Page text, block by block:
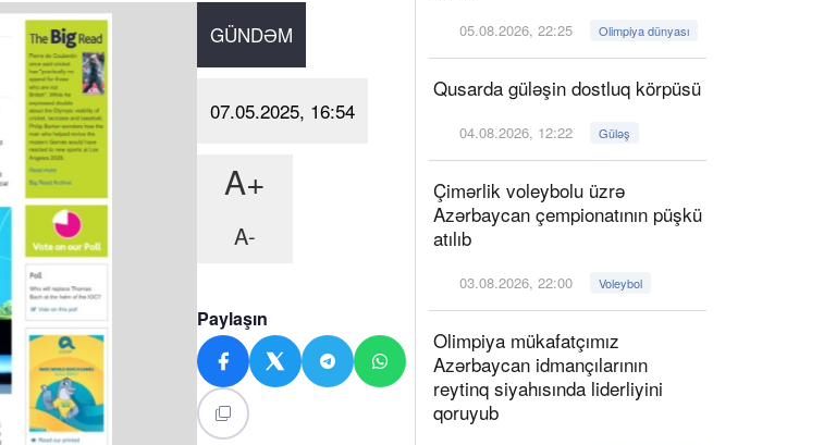
GÜNDƏM
07.05.2025, 16:54
A+
A-
Paylaşın
05.08.2026, 22:25 Olimpiya dünyası
Qusarda güləşin dostluq körpüsü
04.08.2026, 12:22 Güləş
Çimərlik voleybolu üzrə
Azərbaycan çempionatının püşkü
atılıb
03.08.2026, 22:00 Voleybol
Olimpiya mükafatçımız
Azərbaycan idmançılarının
reytinq siyahısında liderliyini
qoruyub